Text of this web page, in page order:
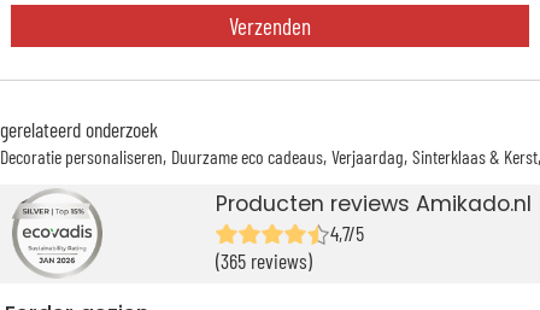
Verzenden
gerelateerd onderzoek
Decoratie personaliseren Duurzame eco cadeaus Verjaardag Sinterklaas & Kerst
Producten reviews Amikado.nl
4,7/5
(365 reviews)